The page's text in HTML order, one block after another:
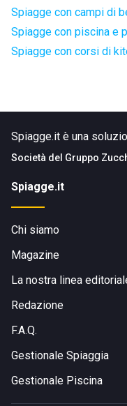
Spiagge con campi di
Spiagge con piscina e
Spiagge con corsi di
Spiagge.it è una
Società del Gruppo
Spiagge.it
Chi siamo
Magazine
La nostra linea
Redazione
F.A.Q.
Gestionale Spiaggia
Gestionale Piscina